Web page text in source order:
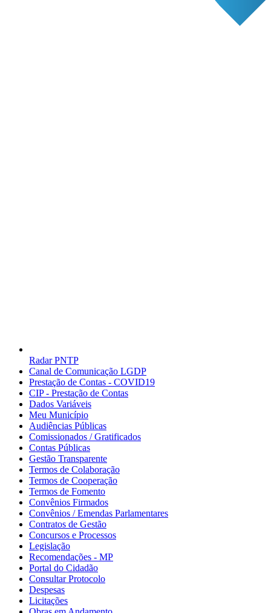
Radar PNTP
Canal de Comunicação LGDP
Prestação de Contas - COVID19
CIP - Prestação de Contas
Dados Variáveis
Meu Município
Audiências Públicas
Comissionados / Gratificados
Contas Públicas
Gestão Transparente
Termos de Colaboração
Termos de Cooperação
Termos de Fomento
Convênios Firmados
Convênios / Emendas Parlamentares
Contratos de Gestão
Concursos e Processos
Legislação
Recomendações - MP
Portal do Cidadão
Consultar Protocolo
Despesas
Licitações